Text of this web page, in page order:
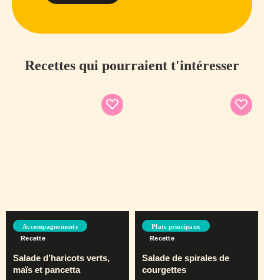
Recettes qui pourraient t'intéresser
Accompagnements
Recette
Salade d’haricots verts,
maïs et pancetta
Plats principaux
Recette
Salade de spirales de
courgettes